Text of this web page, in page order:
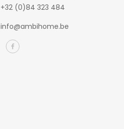
+32 (0)84 323 484
info@ambihome.be